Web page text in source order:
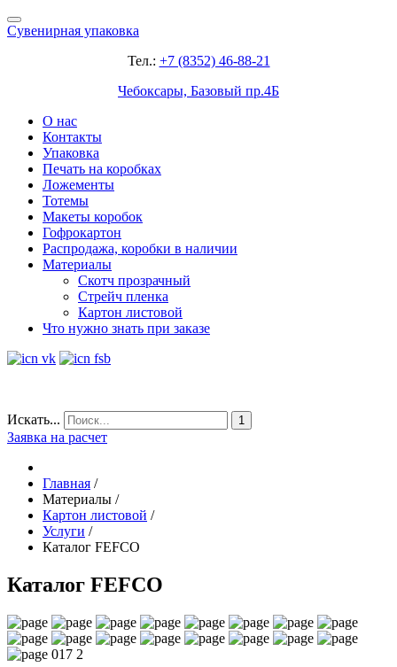
Сувенирная упаковка
Тел.: +7 (8352) 46-88-21
Чебоксары, Базовый пр.4Б
О нас
Контакты
Упаковка
Печать на коробках
Ложементы
Тотемы
Макеты коробок
Гофрокартон
Распродажа, коробки в наличии
Материалы
Скотч прозрачный
Стрейч пленка
Картон листовой
Что нужно знать при заказе
Искать... 1
Заявка на расчет
Главная /
Материалы /
Картон листовой /
Услуги /
Каталог FEFCO
Каталог FEFCO